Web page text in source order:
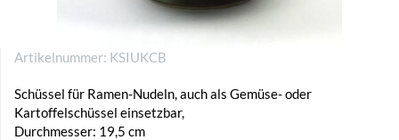
Artikelnummer: KSIUKCB
Schüssel für Ramen-Nudeln, auch als Gemüse- oder
Kartoffelschüssel einsetzbar,
Durchmesser: 19,5 cm